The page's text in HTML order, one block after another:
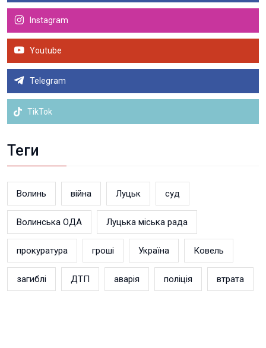
Instagram
Youtube
Telegram
TikTok
Теги
Волинь війна Луцьк суд
Волинська ОДА Луцька міська рада
прокуратура гроші Україна Ковель
загиблі ДТП аварія поліція втрата